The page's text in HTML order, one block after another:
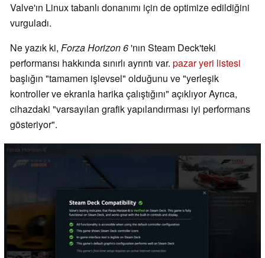
Valve'ın Linux tabanlı donanımı için de optimize edildiğini
vurguladı.
Ne yazık ki, Forza Horizon 6'nın Steam Deck'teki
performansı hakkında sınırlı ayrıntı var. pazar yeri listesi
başlığın "tamamen işlevsel" olduğunu ve "yerleşik
kontroller ve ekranla harika çalıştığını" açıklıyor Ayrıca,
cihazdaki "varsayılan grafik yapılandırması iyi performans
gösteriyor".